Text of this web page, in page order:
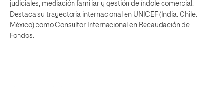
judiciales, mediación familiar y gestión de índole comercial.
Destaca su trayectoria internacional en UNICEF (India, Chile,
México) como Consultor Internacional en Recaudación de
Fondos.